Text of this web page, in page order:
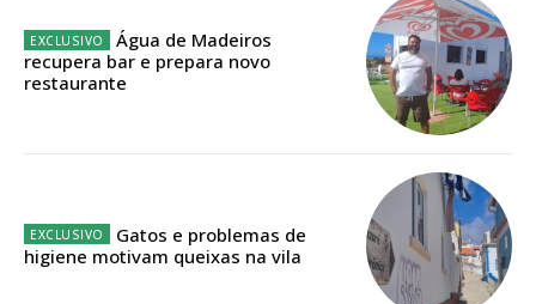
12 meses
Edição em papel entregue à Quinta-feira em sua
Acesso aos conteúdos Exclusivos para
assinantes
Ofertas para assinatura anual
Água de Madeiros
recupera bar e prepara novo
restaurante
Gatos e problemas de
higiene motivam queixas na vila